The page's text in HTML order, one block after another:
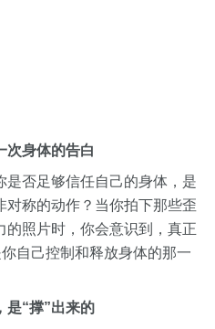
次身体的告白
否足够信任自己的身体，是
称的动作？当你拍下那些歪
照片时，你会意识到，真正
自己控制和释放身体的那一
是“撑”出来的